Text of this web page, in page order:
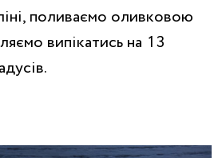
поливаємо оливковою
випікатись на 13